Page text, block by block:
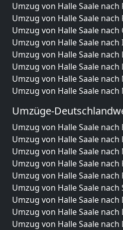
Umzug von Halle Saale nach
Umzug von Halle Saale nach
Umzug von Halle Saale
Umzug von Halle Saale nach
Umzug von Halle Saale
Umzug von Halle Saale
Umzug von Halle Saale
Umzug von Halle Saale
Umzüge-
Umzug von Halle Saale nach
Umzug von Halle Saale
Umzug von Halle Saale
Umzug von Halle Saale nach
Umzug von Halle Saale
Umzug von Halle Saale
Umzug von Halle Saale
Umzug von Halle Saale nach
Umzug von Halle Saale